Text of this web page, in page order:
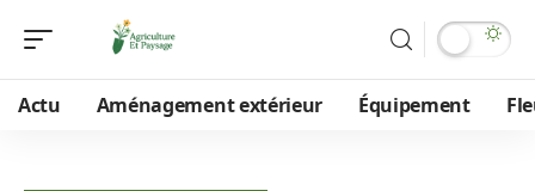
Actu Aménagement extérieur Équipement